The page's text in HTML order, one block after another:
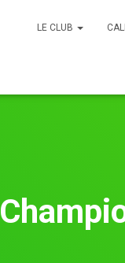
LE CLUB